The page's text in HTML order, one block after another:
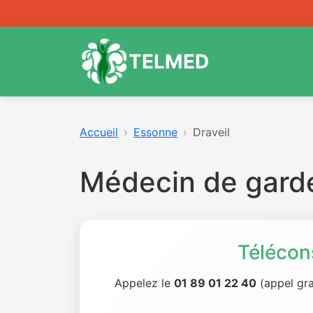
TELMED
Accueil Essonne Draveil
Médecin de
Appelez le 01 89 01 22 40 (appel